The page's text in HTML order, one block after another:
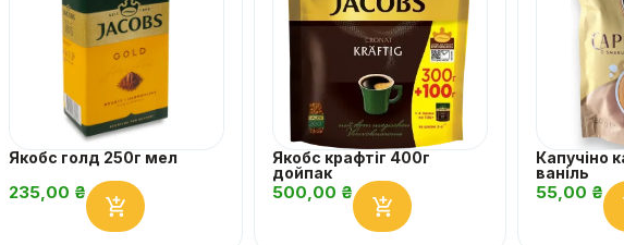
Якобс голд 250г мел
235,00 ₴
Якобс крафтіг 400г
дойпак
500,00 ₴
Капучіно
ваніль
55,00 ₴